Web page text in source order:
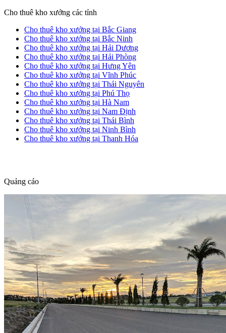
Cho thuê kho xưởng các tỉnh
Cho thuê kho xưởng tại Bắc Giang
Cho thuê kho xưởng tại Bắc Ninh
Cho thuê kho xưởng tại Hải Dương
Cho thuê kho xưởng tại Hải Phòng
Cho thuê kho xưởng tại Hưng Yên
Cho thuê kho xưởng tại Vĩnh Phúc
Cho thuê kho xưởng tại Thái Nguyên
Cho thuê kho xưởng tại Phú Thọ
Cho thuê kho xưởng tại Hà Nam
Cho thuê kho xưởng tại Nam Định
Cho thuê kho xưởng tại Thái Bình
Cho thuê kho xưởng tại Ninh Bình
Cho thuê kho xưởng tại Thanh Hóa
Quảng cáo